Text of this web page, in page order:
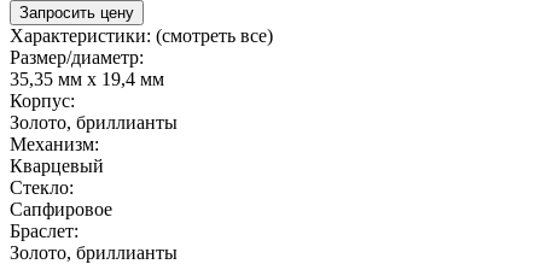
Запросить цену
Характеристики: (смотреть все)
Размер/диаметр:
35,35 мм x 19,4 мм
Корпус:
Золото, бриллианты
Механизм:
Кварцевый
Стекло:
Сапфировое
Браслет:
Золото, бриллианты